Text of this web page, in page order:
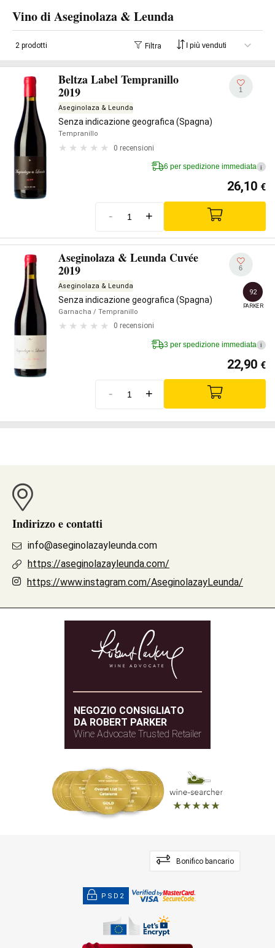
Vino di Aseginolaza & Leunda
2 prodotti Filtra
Beltza Label Tempranillo
2019
Aseginolaza & Leunda
Senza indicazione geografica (Spagna)
Tempranillo
0 recensioni
1
6 per spedizione immediata i
26,10 €
- +
Aseginolaza & Leunda Cuvée
2019
Aseginolaza & Leunda
Senza indicazione geografica (Spagna)
Garnacha / Tempranillo
0 recensioni
6
92
PARKER
3 per spedizione immediata i
22,90 €
- +
Indirizzo e contatti
info@aseginolazayleunda.com
https://aseginolazayleunda.com/
https://www.instagram.com/AseginolazayLeunda/
NEGOZIO CONSIGLIATO
DA ROBERT PARKER
Wine Advocate Trusted Retailer
Bonifico bancario
PSD2